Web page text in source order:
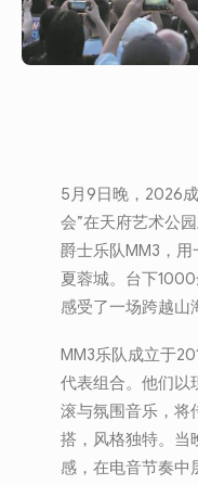
5月9日晚，2026
会”在天府艺术公
爵士乐队MM3，
夏蓉城。台下
感受了一场跨越山
MM3乐队成立于
代表组合。他们以
滚与氛围音乐，将
搭，风格独特。当
感，在电音节奏中